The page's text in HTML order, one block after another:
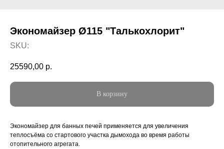
Экономайзер Ø115 "Талькохлорит"
SKU:
25590,00 р.
В корзину
Экономайзер для банных печей применяется для увеличения
теплосъёма со стартового участка дымохода во время работы
отопительного агрегата.